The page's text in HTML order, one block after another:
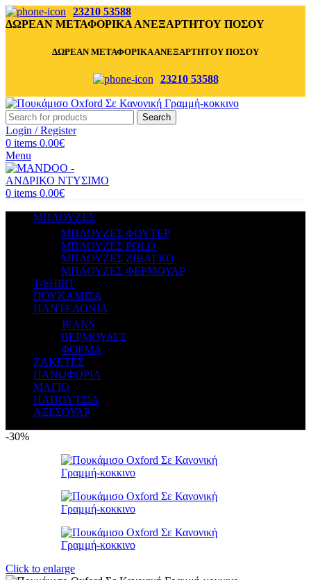
23210 53588
ΔΩΡΕΑΝ ΜΕΤΑΦΟΡΙΚΑ ΑΝΕΞΑΡΤΗΤΟΥ ΠΟΣΟΥ
ΔΩΡΕΑΝ ΜΕΤΑΦΟΡΙΚΑ ΑΝΕΞΑΡΤΗΤΟΥ ΠΟΣΟΥ
23210 53588
Search
Login / Register
0 items 0.00€
Menu
0 items 0.00€
ΜΠΛΟΥΖΕΣ
ΜΠΛΟΥΖΕΣ ΦΟΥΤΕΡ
ΜΠΛΟΥΖΕΣ POLO
ΜΠΛΟΥΖΕΣ ΖΙΒΑΓΚΟ
ΜΠΛΟΥΖΕΣ ΦΕΡΜΟΥΑΡ
T-SHIRT
ΠΟΥΚΑΜΙΣΑ
ΠΑΝΤΕΛΟΝΙΑ
JEANS
ΒΕΡΜΟΥΔΕΣ
ΦΟΡΜΑ
ΖΑΚΕΤΕΣ
ΠΑΝΩΦΟΡΙΑ
ΜΑΓΙΟ
ΠΑΠΟΥΤΣΙΑ
ΑΞΕΣΟΥΑΡ
-30%
Click to enlarge